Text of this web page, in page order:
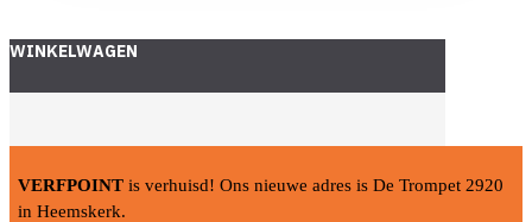
WINKELWAGEN
VERFPOINT is verhuisd! Ons nieuwe adres is De Trompet 2920
in Heemskerk.